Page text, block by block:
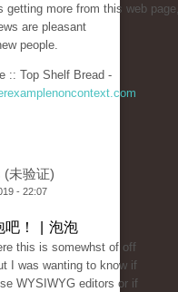
getting more from this web
are pleasant
people.
:: Top Shelf Bread -
(未验证)
- 22:07
吧！ | 泡泡
this is sоmewһst of off
I was wanting to knoᴡ if
WYSIWYG editors or if